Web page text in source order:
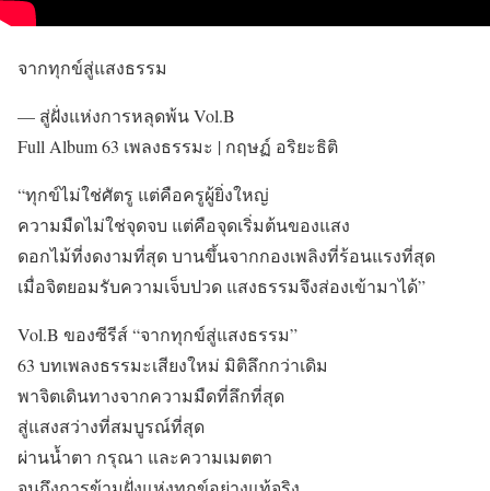
จากทุกข์สู่แสงธรรม
— สู่ฝั่งแห่งการหลุดพ้น Vol.B
Full Album 63 เพลงธรรมะ | กฤษฏ์ อริยะธิติ
“ทุกข์ไม่ใช่ศัตรู แต่คือครูผู้ยิ่งใหญ่
ความมืดไม่ใช่จุดจบ แต่คือจุดเริ่มต้นของแสง
ดอกไม้ที่งดงามที่สุด บานขึ้นจากกองเพลิงที่ร้อนแรงที่สุด
เมื่อจิตยอมรับความเจ็บปวด แสงธรรมจึงส่องเข้ามาได้”
Vol.B ของซีรีส์ “จากทุกข์สู่แสงธรรม”
63 บทเพลงธรรมะเสียงใหม่ มิติลึกกว่าเดิม
พาจิตเดินทางจากความมืดที่ลึกที่สุด
สู่แสงสว่างที่สมบูรณ์ที่สุด
ผ่านน้ำตา กรุณา และความเมตตา